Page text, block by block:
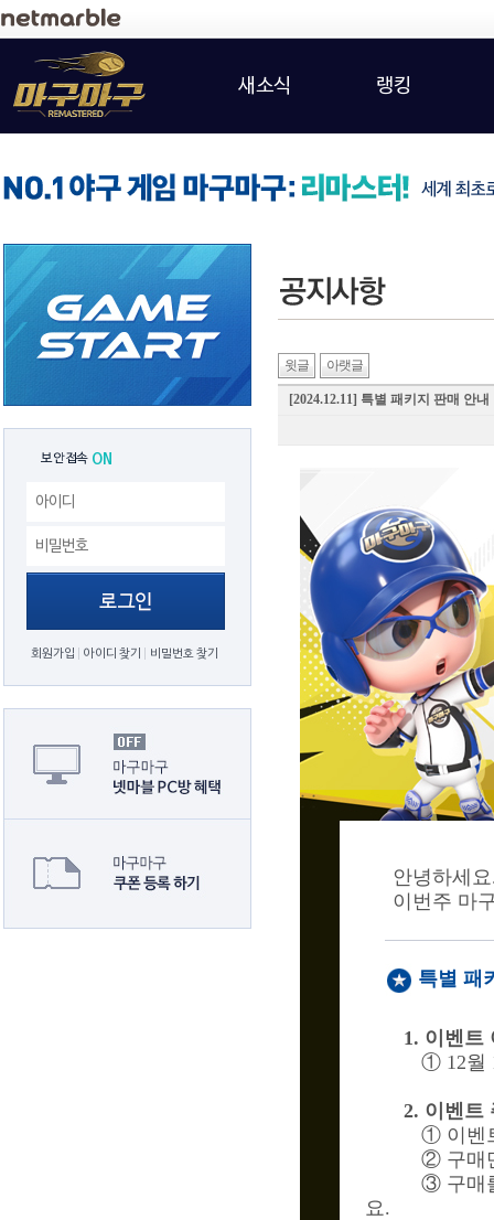
새소식 랭킹
보안접속 ON
회원가입 아이디 찾기 비밀번호 찾기
윗글 아랫글
[2024.12.11] 특별 패키지 판매 안내
안녕하세
이번주 마
특별 패
1. 이벤트
① 12월
2. 이벤트
① 이벤
② 구매
③ 구매
요.